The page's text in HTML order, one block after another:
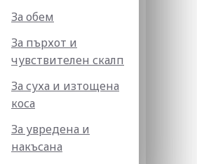
За обем
За пърхот и
чувствителен скалп
За суха и изтощена
коса
За увредена и
накъсана